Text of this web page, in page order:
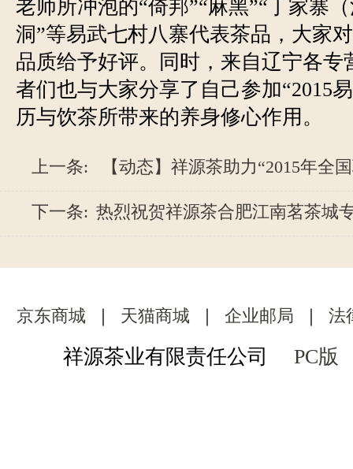
老师所冲泡的“倚邦”“麻黑”“丁家寨
洞”等易武七村八寨代表茶品，大家
品质给予好评。同时，来自辽宁各专
者们也与大家分享了自己参加“2015
历与饮茶所带来的养身修心作用。
上一条: 【动态】祥源茶助力“2015年全
下一条: 热烈祝贺祥源茶合肥江南茗茶城
京东商城 ｜ 天猫商城 ｜ 企业邮局 ｜ 法
祥源茶业有限责任公司 PC版